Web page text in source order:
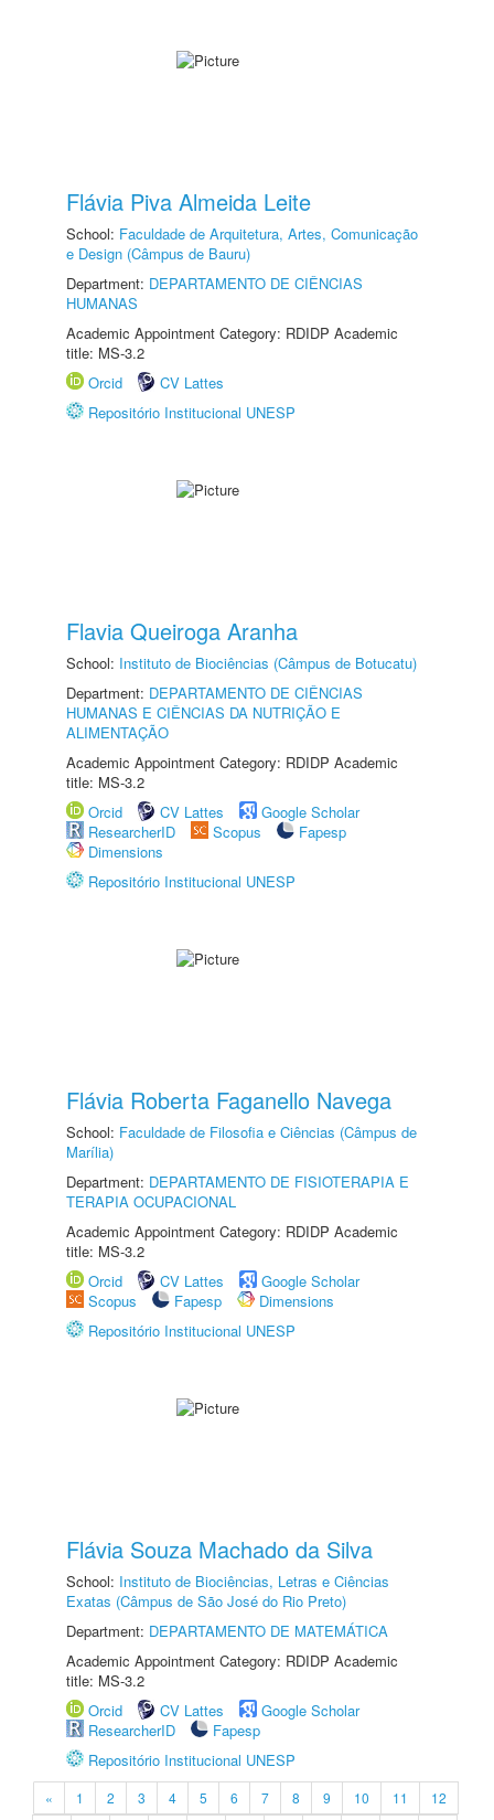
Flávia Piva Almeida Leite
School: Faculdade de Arquitetura, Artes, Comunicação
e Design (Câmpus de Bauru)
Department: DEPARTAMENTO DE CIÊNCIAS
HUMANAS
Academic Appointment Category: RDIDP Academic
title: MS-3.2
Orcid
CV Lattes
Repositório Institucional UNESP
Flavia Queiroga Aranha
School: Instituto de Biociências (Câmpus de Botucatu)
Department: DEPARTAMENTO DE CIÊNCIAS
HUMANAS E CIÊNCIAS DA NUTRIÇÃO E
ALIMENTAÇÃO
Academic Appointment Category: RDIDP Academic
title: MS-3.2
Orcid
CV Lattes
Google Scholar
ResearcherID
Scopus
Fapesp
Dimensions
Repositório Institucional UNESP
Flávia Roberta Faganello Navega
School: Faculdade de Filosofia e Ciências (Câmpus de
Marília)
Department: DEPARTAMENTO DE FISIOTERAPIA E
TERAPIA OCUPACIONAL
Academic Appointment Category: RDIDP Academic
title: MS-3.2
Orcid
CV Lattes
Google Scholar
Scopus
Fapesp
Dimensions
Repositório Institucional UNESP
Flávia Souza Machado da Silva
School: Instituto de Biociências, Letras e Ciências
Exatas (Câmpus de São José do Rio Preto)
Department: DEPARTAMENTO DE MATEMÁTICA
Academic Appointment Category: RDIDP Academic
title: MS-3.2
Orcid
CV Lattes
Google Scholar
ResearcherID
Fapesp
Repositório Institucional UNESP
« 1 2 3 4 5 6 7 8 9 10 11
12